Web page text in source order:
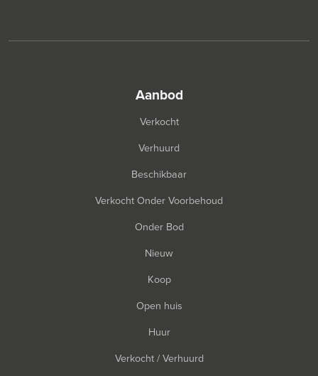
aanbod
Verkocht
Verhuurd
Beschikbaar
Verkocht Onder Voorbehoud
Onder Bod
Nieuw
Koop
Open huis
Huur
Verkocht / Verhuurd